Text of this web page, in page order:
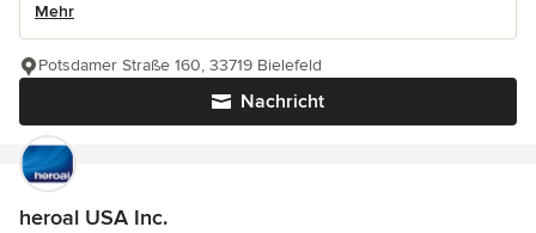
Mehr
Nachricht
Potsdamer Straße 160, 33719 Bielefeld
heroal USA Inc.